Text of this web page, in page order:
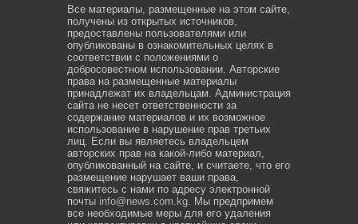
Все материалы, размещенные на этом сайте,
получены из открытых источников,
предоставлены пользователями или
опубликованы в ознакомительных целях в
соответствии с положениями о
добросовестном использовании. Авторские
права на размещенные материалы
принадлежат их владельцам. Администрация
сайта не несет ответственности за
содержание материалов и их возможное
использование в нарушение прав третьих
лиц. Если вы являетесь владельцем
авторских прав на какой-либо материал,
опубликованный на сайте, и считаете, что его
размещение нарушает ваши права,
свяжитесь с нами по адресу электронной
почты info@news.com.kg. Мы предпримем
все необходимые меры для его удаления